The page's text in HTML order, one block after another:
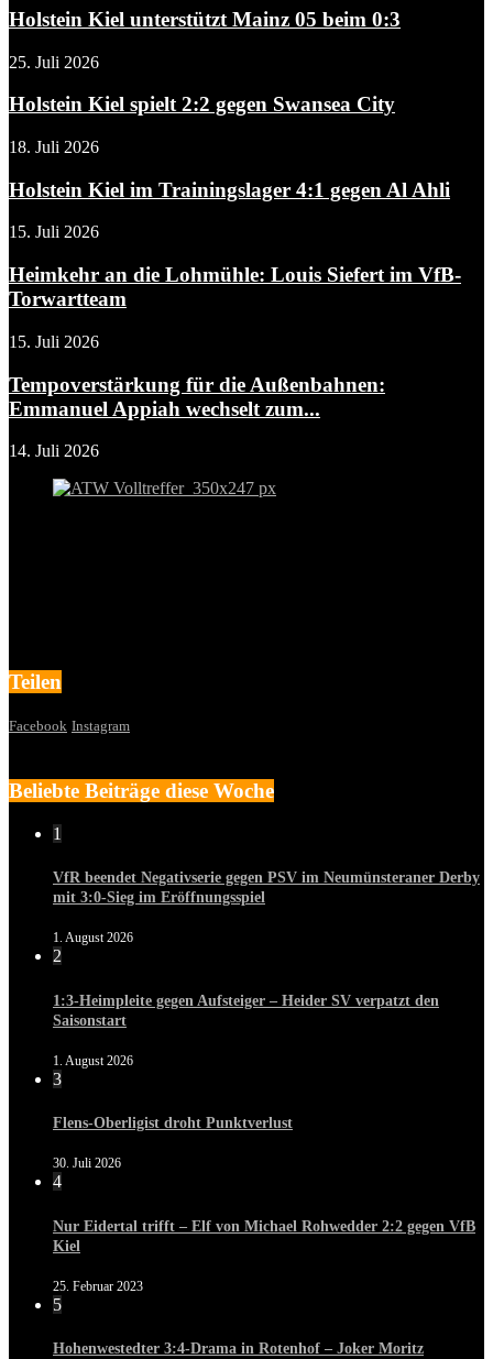
Holstein Kiel unterstützt Mainz 05 beim 0:3
25. Juli 2026
Holstein Kiel spielt 2:2 gegen Swansea City
18. Juli 2026
Holstein Kiel im Trainingslager 4:1 gegen Al Ahli
15. Juli 2026
Heimkehr an die Lohmühle: Louis Siefert im VfB-
Torwartteam
15. Juli 2026
Tempoverstärkung für die Außenbahnen:
Emmanuel Appiah wechselt zum...
14. Juli 2026
Teilen
Facebook Instagram
Beliebte Beiträge diese Woche
1
VfR beendet Negativserie gegen PSV im Neumünsteraner Derby
mit 3:0-Sieg im Eröffnungsspiel
1. August 2026
2
1:3-Heimpleite gegen Aufsteiger – Heider SV verpatzt den
Saisonstart
1. August 2026
3
Flens-Oberligist droht Punktverlust
30. Juli 2026
4
Nur Eidertal trifft – Elf von Michael Rohwedder 2:2 gegen VfB
Kiel
25. Februar 2023
5
Hohenwestedter 3:4-Drama in Rotenhof – Joker Moritz